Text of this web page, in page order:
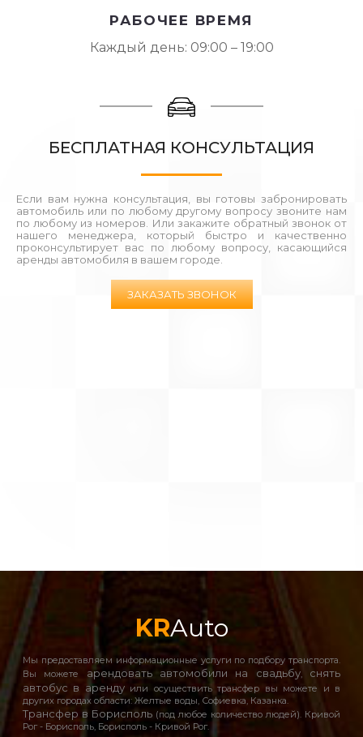
РАБОЧЕЕ ВРЕМЯ
Каждый день: 09:00 – 19:00
БЕСПЛАТНАЯ КОНСУЛЬТАЦИЯ
Если вам нужна консультация, вы готовы забронировать
автомобиль или по любому другому вопросу звоните нам
по любому из номеров. Или закажите обратный звонок от
нашего менеджера, который быстро и качественно
проконсультирует вас по любому вопросу, касающийся
аренды автомобиля в вашем городе.
ЗАКАЗАТЬ ЗВОНОК
KRAuto
Мы предоставляем информационные услуги по подбору транспорта.
Вы можете арендовать автомобили на свадьбу, снять
автобус в арендуили осуществить трансфер вы можете и в
других городах области: Желтые воды, Софиевка, Казанка.
Трансфер в Борисполь (под любое количество людей). Кривой
Рог - Борисполь, Борисполь - Кривой Рог.